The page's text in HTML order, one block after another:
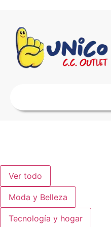
Ver todo
Moda y Belleza
Tecnología y hogar